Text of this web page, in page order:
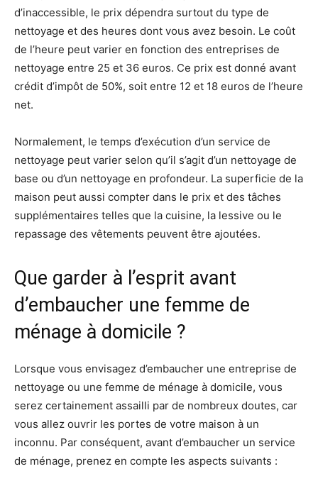
d’inaccessible, le prix dépendra surtout du type de
nettoyage et des heures dont vous avez besoin. Le coût
de l’heure peut varier en fonction des entreprises de
nettoyage entre 25 et 36 euros. Ce prix est donné avant
crédit d’impôt de 50%, soit entre 12 et 18 euros de l’heure
net.
Normalement, le temps d’exécution d’un service de
nettoyage peut varier selon qu’il s’agit d’un nettoyage de
base ou d’un nettoyage en profondeur. La superficie de la
maison peut aussi compter dans le prix et des tâches
supplémentaires telles que la cuisine, la lessive ou le
repassage des vêtements peuvent être ajoutées.
Que garder à l’esprit avant
d’embaucher une femme de
ménage à domicile ?
Lorsque vous envisagez d’embaucher une entreprise de
nettoyage ou une femme de ménage à domicile, vous
serez certainement assailli par de nombreux doutes, car
vous allez ouvrir les portes de votre maison à un
inconnu. Par conséquent, avant d’embaucher un service
de ménage, prenez en compte les aspects suivants :